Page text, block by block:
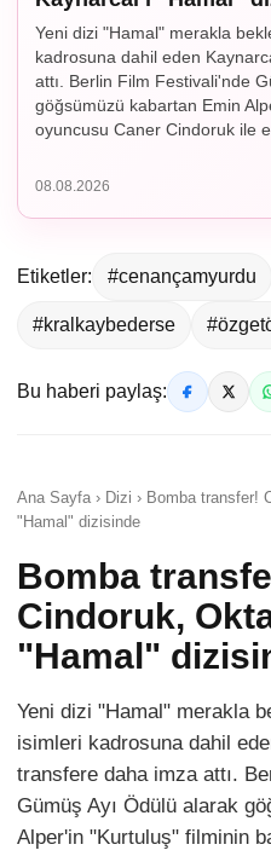
Yeni dizi "Hamal" merakla
kadrosuna dahil eden
attı. Berlin Film Festivali'nde
göğsümüzü kabartan Emin
oyuncusu Caner Cindoruk ile el
08.08.2026
Etiketler: #cenançamyurdu
#kralkaybederse
Bu haberi paylaş:
Ana Sayfa › Dizi › Bomba transfer!
"Hamal" dizisinde
Bomba
Cindoruk,
"Hamal"
Yeni dizi "Hamal" merakla
isimleri kadrosuna dahil
transfere daha imza attı.
Gümüş Ayı Ödülü alarak
Alper'in "Kurtuluş" filminin